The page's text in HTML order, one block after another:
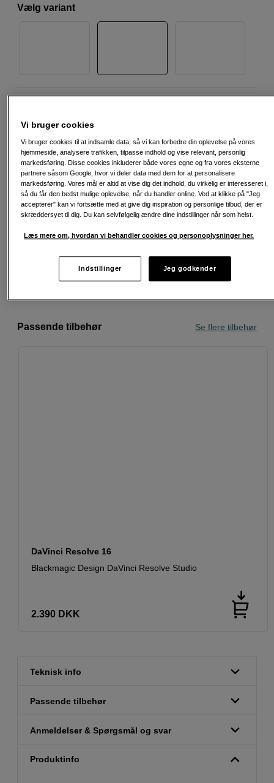
Vælg variant
Læg i indkøbskurv
Fri fragt ved køb over 500 kr.
Personlig service og ekspertrådgivning
Passende tilbehør Se flere tilbehør
DaVinci Resolve 16
Blackmagic Design DaVinci Resolve Studio
2.390 DKK
Teknisk info
Passende tilbehør
Anmeldelser & Spørgsmål og svar
Produktinfo
Vi bruger cookies
Vi bruger cookies til at indsamle data, så vi kan forbedre din oplevelse på vores
hjemmeside, analysere trafikken, tilpasse indhold og vise relevant, personlig
markedsføring. Disse cookies inkluderer både vores egne og fra vores eksterne
partnere såsom Google, hvor vi deler data med dem for at personalisere
markedsføring. Vores mål er altid at vise dig det indhold, du virkelig er interesseret i,
så du får den bedst mulige oplevelse, når du handler online. Ved at klikke på "Jeg
accepterer" kan vi fortsætte med at give dig inspiration og personlige tilbud, der er
skræddersyet til dig. Du kan selvfølgelig ændre dine indstillinger når som helst.
Læs mere om, hvordan vi behandler cookies og personoplysninger her.
Indstillinger Jeg godkender